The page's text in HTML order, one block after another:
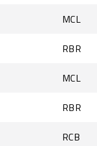
MCL
RBR
MCL
RBR
RCB